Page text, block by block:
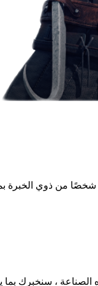
، سنخبرك بما